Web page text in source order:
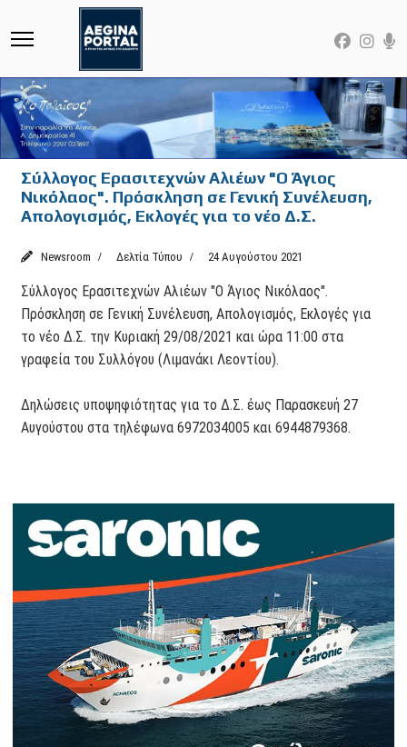
Σύλλογος Ερασιτεχνών Αλιέων "Ο Άγιος
Νικόλαος". Πρόσκληση σε Γενική Συνέλευση,
Απολογισμός, Εκλογές για το νέο Δ.Σ.
Newsroom Δελτία Τύπου 24 Αυγούστου 2021
Σύλλογος Ερασιτεχνών Αλιέων "Ο Άγιος Νικόλαος".
Πρόσκληση σε Γενική Συνέλευση, Απολογισμός, Εκλογές για
το νέο Δ.Σ. την Κυριακή 29/08/2021 και ώρα 11:00 στα
γραφεία του Συλλόγου (Λιμανάκι Λεοντίου).
Δηλώσεις υποψηφιότητας για το Δ.Σ. έως Παρασκευή 27
Αυγούστου στα τηλέφωνα 6972034005 και 6944879368.